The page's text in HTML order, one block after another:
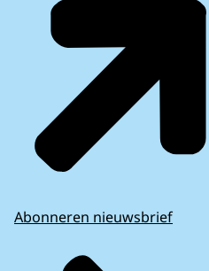
Abonneren nieuwsbrief